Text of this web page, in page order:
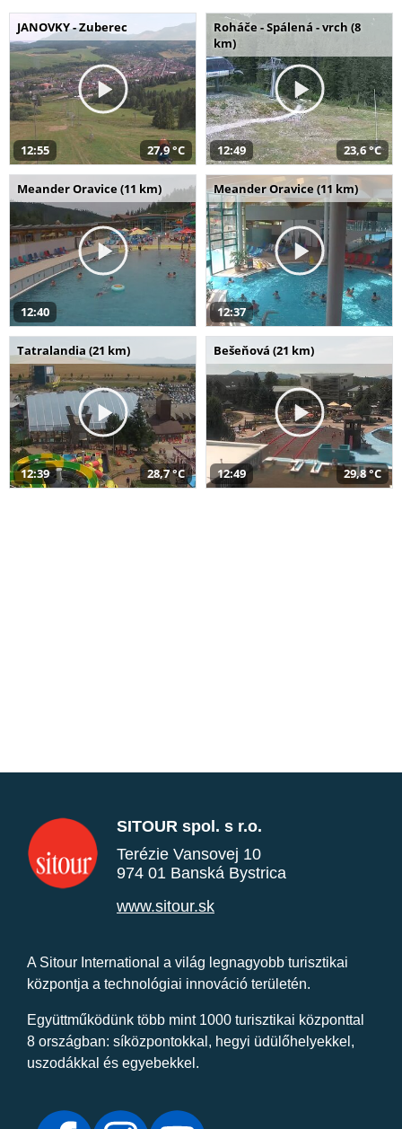
JANOVKY - Zuberec
12:55 27,9 °C
Roháče - Spálená - vrch (8
km)
12:49 23,6 °C
Meander Oravice (11 km)
12:40
Meander Oravice (11 km)
12:37
Tatralandia (21 km)
12:39 28,7 °C
Bešeňová (21 km)
12:49 29,8 °C
SITOUR spol. s r.o.
Terézie Vansovej 10
974 01 Banská Bystrica
www.sitour.sk
A Sitour International a világ legnagyobb turisztikai
központja a technológiai innováció területén.
Együttműködünk több mint 1000 turisztikai központtal
8 országban: síközpontokkal, hegyi üdülőhelyekkel,
uszodákkal és egyebekkel.